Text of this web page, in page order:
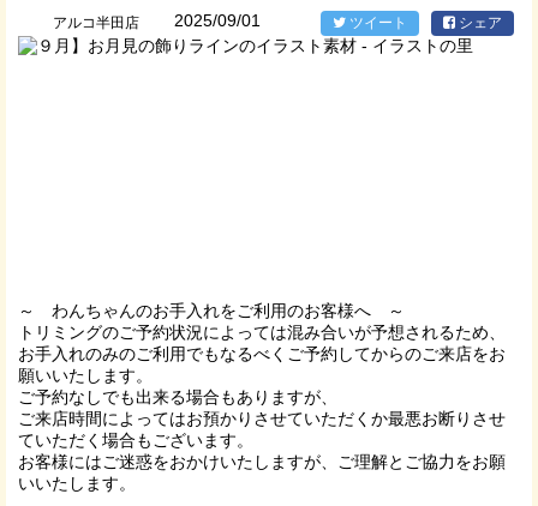
アルコ半田店 2025/09/01 ツイート シェア
～ わんちゃんのお手入れをご利用のお客様へ ～
トリミングのご予約状況によっては混み合いが予想されるため、
お手入れのみのご利用でもなるべくご予約してからのご来店をお
願いいたします。
ご予約なしでも出来る場合もありますが、
ご来店時間によってはお預かりさせていただくか最悪お断りさせ
ていただく場合もございます。
お客様にはご迷惑をおかけいたしますが、ご理解とご協力をお願
いいたします。